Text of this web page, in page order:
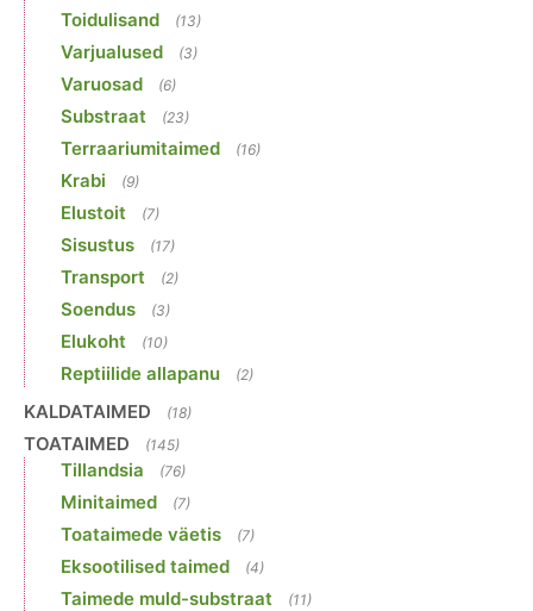
Toidulisand (13)
Varjualused (3)
Varuosad (6)
Substraat (23)
Terraariumitaimed (16)
Krabi (9)
Elustoit (7)
Sisustus (17)
Transport (2)
Soendus (3)
Elukoht (10)
Reptiilide allapanu (2)
KALDATAIMED (18)
TOATAIMED (145)
Tillandsia (76)
Minitaimed (7)
Toataimede väetis (7)
Eksootilised taimed (4)
Taimede muld-substraat (11)